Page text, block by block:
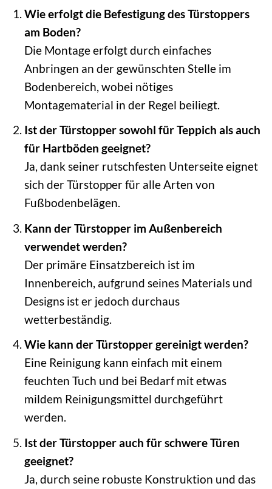
Wie erfolgt die Befestigung des Türstoppers
am Boden?
Die Montage erfolgt durch einfaches
Anbringen an der gewünschten Stelle im
Bodenbereich, wobei nötiges
Montagematerial in der Regel beiliegt.
Ist der Türstopper sowohl für Teppich als auch
für Hartböden geeignet?
Ja, dank seiner rutschfesten Unterseite eignet
sich der Türstopper für alle Arten von
Fußbodenbelägen.
Kann der Türstopper im Außenbereich
verwendet werden?
Der primäre Einsatzbereich ist im
Innenbereich, aufgrund seines Materials und
Designs ist er jedoch durchaus
wetterbeständig.
Wie kann der Türstopper gereinigt werden?
Eine Reinigung kann einfach mit einem
feuchten Tuch und bei Bedarf mit etwas
mildem Reinigungsmittel durchgeführt
werden.
Ist der Türstopper auch für schwere Türen
geeignet?
Ja, durch seine robuste Konstruktion und das